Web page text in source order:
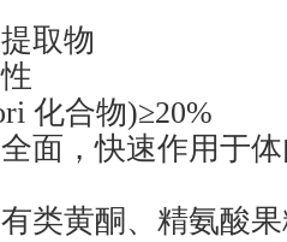
取物
化合物)≥20%
面，快速作用于
类黄酮、精氨酸